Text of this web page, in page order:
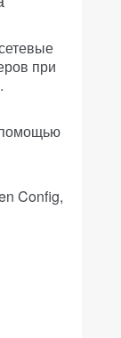
при
Config,